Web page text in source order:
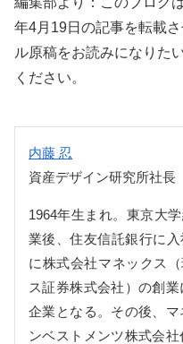
年4月19日の記事を転載
ル原稿をお読みになりた
ください。
内藤 忍
資産デザイン研究所社長
1964年生まれ。東京大
業後、住友信託銀行に
に株式会社マネックス
ス証券株式会社）の創
企業となる。その後、
ンベストメンツ株式会